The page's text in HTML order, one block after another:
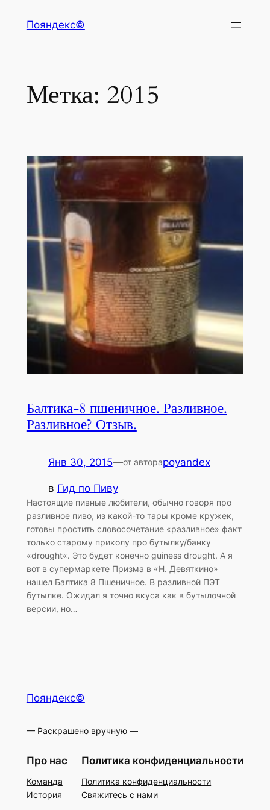
Пояндекс©
Метка: 2015
Балтика-8 пшеничное. Разливное.
Разливное? Отзыв.
Янв 30, 2015—от автораpoyandex
в Гид по Пиву
Настоящие пивные любители, обычно говоря про
разливное пиво, из какой-то тары кроме кружек,
готовы простить словосочетание «разливное» факт
только старому приколу про бутылку/банку
«drought«. Это будет конечно guiness drought. А я
вот в супермаркете Призма в «Н. Девяткино»
нашел Балтика 8 Пшеничное. В разливной ПЭТ
бутылке. Ожидал я точно вкуса как в бутылочной
версии, но…
Пояндекс©
— Раскрашено вручную —
Про нас
Команда
История
Политика конфиденциальности
Политика конфиденциальности
Свяжитесь с нами